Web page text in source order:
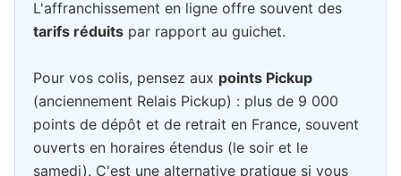
L'affranchissement en ligne offre souvent des
tarifs réduits par rapport au guichet.
Pour vos colis, pensez aux points Pickup
(anciennement Relais Pickup) : plus de 9 000
points de dépôt et de retrait en France, souvent
ouverts en horaires étendus (le soir et le
samedi). C'est une alternative pratique si vous